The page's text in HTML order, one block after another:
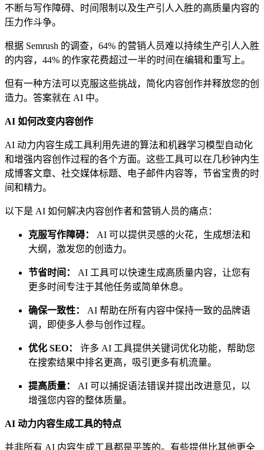
不断与写作障碍、时间限制以及生产引人入胜的高质量内容的
压力作斗争。
根据 Semrush 的调查，64% 的营销人员难以持续生产引人入胜
的内容，44% 的作家花费超过一半的时间在编辑和重写上。
但有一种方法可以克服这些挑战，简化内容创作并释放您的创
造力。答案就在 AI 中。
AI 如何改变内容创作
AI 动力内容生成工具利用先进的算法和机器学习模型自动化
和增强内容创作过程的各个方面。这些工具可以在几秒钟内生
成博客文章、社交媒体标题、电子邮件内容等，节省宝贵的时
间和精力。
以下是 AI 如何解决内容创作者和营销人员的痛点：
克服写作障碍：
AI 可以提供灵感的火花，生成想法和
大纲，激发您的创造力。
节省时间：
AI 工具可以快速生成高质量内容，让您有
更多时间专注于其他任务或简单休息。
确保一致性：
AI 帮助在所有内容中保持一致的品牌语
调，即使多人参与创作过程。
优化 SEO：
许多 AI 工具提供关键词优化功能，帮助您
在搜索结果中排名更高，吸引更多有机流量。
提高质量：
AI 可以捕捉语法错误并提出改进意见，以
增强您内容的整体质量。
AI 动力内容生成工具的特点
并非所有 AI 内容生成工具都是平等的。有些提供比其他更全